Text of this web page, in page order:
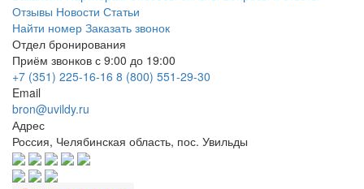
Отзывы Новости Статьи
Найти номер Заказать звонок
Отдел бронирования
Приём звонков с 9:00 до 19:00
+7 (351) 225-16-16 8 (800) 551-29-30
Email
bron@uvildy.ru
Адрес
Россия, Челябинская область, пос. Увильды